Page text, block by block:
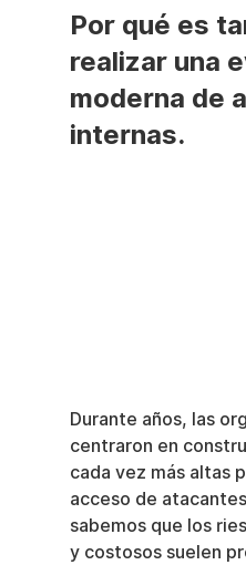
Por qué es
realizar una
moderna de
internas.
Durante años, las
centraron en
cada vez más altas
acceso de
sabemos que los
y costosos suelen